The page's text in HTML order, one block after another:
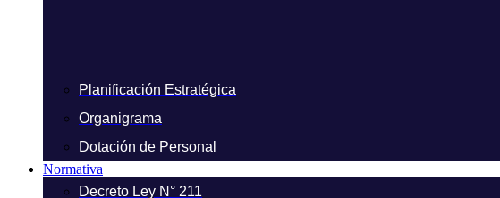
Planificación Estratégica
Organigrama
Dotación de Personal
Normativa
Decreto Ley N° 211